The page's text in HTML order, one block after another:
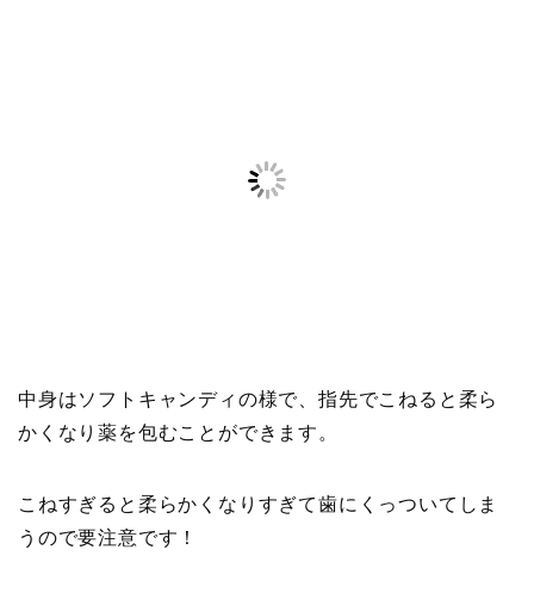
中身はソフトキャンディの様で、指先でこねると柔ら
かくなり薬を包むことができます。
こねすぎると柔らかくなりすぎて歯にくっついてしま
うので要注意です！